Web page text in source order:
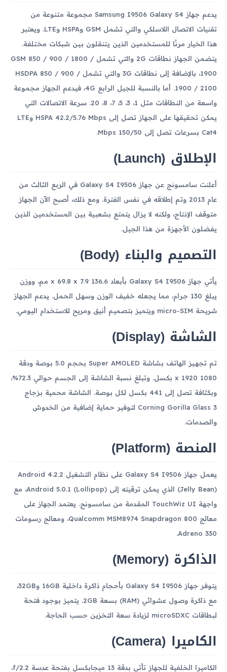
يدعم جهاز Samsung I9506 Galaxy S4 مجموعة متنوعة من
تقنيات الاتصال اللاسلكي والتي تشمل GSM وHSPA وLTE. ويعتبر
هذا الخيار مرنًا للمستخدمين الذين يتنقلون بين شبكات مختلفة.
يتضمن الجهاز نطاقات 2G والتي تشمل GSM 850 / 900 / 1800 /
1900، بالإضافة إلى نطاقات 3G والتي تشمل HSDPA 850 / 900 /
1900 / 2100. أما بالنسبة للجيل الرابع 4G، فيدعم الجهاز مجموعة
واسعة من النطاقات مثل 1، 3، 5، 7، 8، 20. سرعة الاتصالات التي
يمكن تحقيقها على الجهاز تصل إلى HSPA 42.2/5.76 Mbps وLTE
Cat4 بسرعات تصل إلى 150/50 Mbps.
الإطلاق (Launch)
أعلنت سامسونج عن جهاز Galaxy S4 I9506 في الربع الثالث من
عام 2013 وتم إطلاقه في نفس الفترة. ومع ذلك، أصبح الآن الجهاز
متوقف الإنتاج، ولكنه لا يزال يتمتع بشعبية بين المستخدمين الذين
يفضلون الأجهزة من هذا الجيل.
التصميم والبناء (Body)
يأتي جهاز Galaxy S4 I9506 بأبعاد 136.6 x 69.8 x 7.9 مم، ووزن
يبلغ 130 جرام، مما يجعله خفيف الوزن وسهل الحمل. يدعم الجهاز
شريحة micro-SIM ويتميز بتصميم أنيق ومريح للاستخدام اليومي.
الشاشة (Display)
تم تجهيز الهاتف بشاشة Super AMOLED بحجم 5.0 بوصة ودقة
1080 x 1920 بكسل. وتبلغ نسبة الشاشة إلى الجسم حوالي 72.3%،
وبكثافة تصل إلى 441 بكسل لكل بوصة. الشاشة محمية بزجاج
Corning Gorilla Glass 3 لتوفير حماية إضافية من الخدوش
والصدمات.
المنصة (Platform)
يعمل جهاز Galaxy S4 I9506 على نظام التشغيل Android 4.2.2
(Jelly Bean) الذي يمكن ترقيته إلى Android 5.0.1 (Lollipop)، مع
واجهة TouchWiz UI المقدمة من سامسونج. يعتمد الجهاز على
معالج Qualcomm MSM8974 Snapdragon 800، ومعالج رسومات
Adreno 330.
الذاكرة (Memory)
يتوفر جهاز Galaxy S4 I9506 بأحجام ذاكرة داخلية 16GB و32GB،
مع ذاكرة وصول عشوائي (RAM) بسعة 2GB. يتميز بوجود فتحة
لبطاقات microSDXC لزيادة سعة التخزين حسب الحاجة.
الكاميرا (Camera)
الكاميرا الخلفية للجهاز تأتي بدقة 13 ميجابكسل بفتحة عدسة f/2.2،